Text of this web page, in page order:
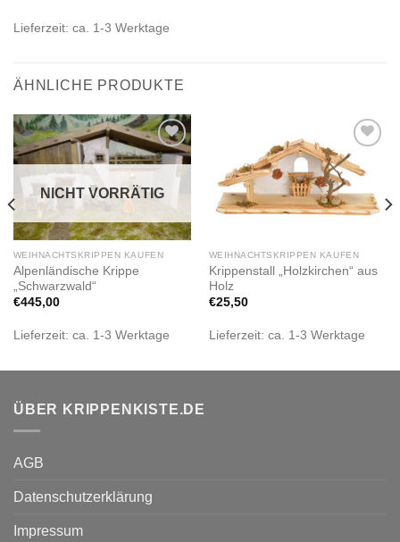
Lieferzeit: ca. 1-3 Werktage
ÄHNLICHE PRODUKTE
Zur
Wunschliste
hinzufügen
NICHT VORRÄTIG
WEIHNACHTSKRIPPEN KAUFEN
Alpenländische Krippe
„Schwarzwald“
€445,00
Lieferzeit: ca. 1-3 Werktage
Zur
Wunschliste
hinzufügen
WEIHNACHTSKRIPPEN KAUFEN
Krippenstall „Holzkirchen“ aus
Holz
€25,50
Lieferzeit: ca. 1-3 Werktage
ÜBER KRIPPENKISTE.DE
AGB
Datenschutzerklärung
Impressum